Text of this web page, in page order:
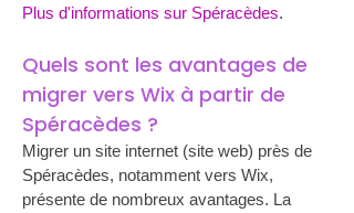
Plus d'informations sur Spéracèdes.
Quels sont les avantages de
migrer vers Wix à partir de
Spéracèdes ?
Migrer un site internet (site web) près de
Spéracèdes, notamment vers Wix,
présente de nombreux avantages. La